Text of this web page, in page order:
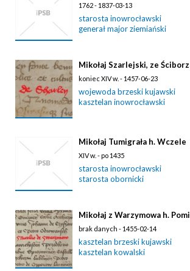
1762 - 1837-03-13
starosta inowrocławski
generał major ziemiański
Mikołaj Szarlejski, ze
koniec XIV w. - 1457-06-23
wojewoda brzeski kujawski
kasztelan inowrocławski
Mikołaj Tumigrała h. Wczele
XIV w. - po 1435
starosta inowrocławski
starosta obornicki
Mikołaj z Warzymowa h.
brak danych - 1455-02-14
kasztelan brzeski kujawski
kasztelan kowalski